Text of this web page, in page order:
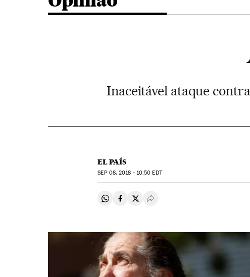
Inaceitável ataque
EL PAÍS
SEP08, 2018 - 10:50 EDT
Compartir en Whatsapp
Compartir en Facebook
Compartir en Twitter
Desplegar Redes Sociales